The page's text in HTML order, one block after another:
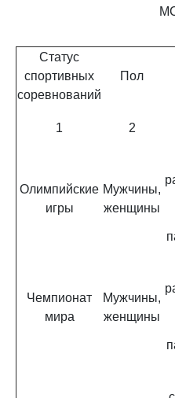
Статус
спортивных
соревнований
Пол
1 2
Олимпийские
игры
Мужчины,
женщины
Чемпионат
мира
Мужчины,
женщины